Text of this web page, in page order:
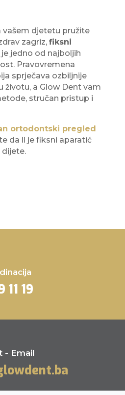
vašem djetetu pružite
zagriz, fiksni
je jedno od najboljih
Pravovremena
sprječava ozbiljnije
životu, a Glow Dent vam
stručan pristup i
ortodontski pregled
da li je fiksni aparatić
dijete.
11 19
- Email